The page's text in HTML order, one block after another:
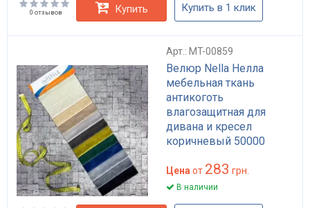
0 отзывов Купить Купить в 1 клик
Арт.: MT-00859
Велюр Nella Нелла
мебельная ткань
антикоготь
влагозащитная для
дивана и кресел
коричневый 50000
Цена от 283 грн.
В наличии